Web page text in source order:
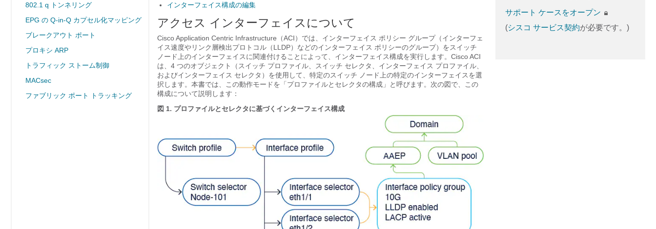
802.1 q トンネリング
EPG の Q-in-Q カプセル化マッピング
ブレークアウト ポート
プロキシ ARP
トラフィック ストーム制御
MACsec
ファブリック ポート トラッキング
インターフェイス構成の編集
アクセス インターフェイスについて
Cisco Application Centric Infrastructure （ACI）では、インターフェイス ポリシー グループ（インターフェ
イス速度やリンク層検出プロトコル（LLDP）などのインターフェイス ポリシーのグループ）をスイッチ
ノード上のインターフェイスに関連付けることによって、インターフェイス構成を実行します。 Cisco ACI
は、4 つのオブジェクト（スイッチ プロファイル、スイッチ セレクタ、インターフェイス プロファイル、
およびインターフェイス セレクタ）を使用して、特定のスイッチ ノード上の特定のインターフェイスを選
択します。本書では、この動作モードを「プロファイルとセレクタの構成」と呼びます。次の図で、この
構成について説明します：
図 1. プロファイルとセレクタに基づくインターフェイス構成
サポート ケースをオープン
(シスコ サービス契約が必要です。)